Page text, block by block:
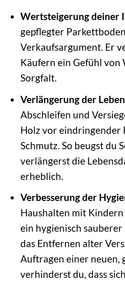
Wertsteigerung deiner
gepflegter
Verkaufsargument. Er
Käufern ein Gefühl von
Sorgfalt.
Verlängerung der
Abschleifen und
Holz vor eindringender
Schmutz. So beugst du
verlängerst die
erheblich.
Verbesserung der
Haushalten mit
ein hygienisch
das Entfernen alter
Auftragen einer neuen,
verhinderst du, dass